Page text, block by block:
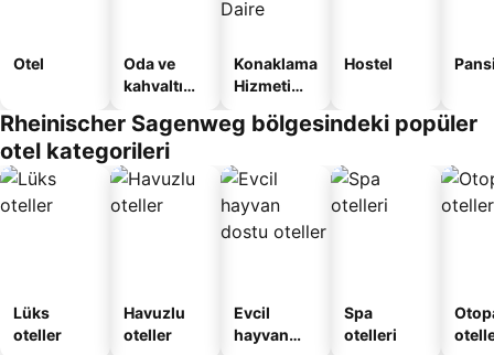
Otel
Oda ve
kahvaltı
oteller
Konaklama
Hizmeti
Apart
Hostel
Rheinischer Sagenweg bölgesindeki popüler
otel kategorileri
Lüks
oteller
Havuzlu
oteller
Evcil
hayvan
Spa
otelleri